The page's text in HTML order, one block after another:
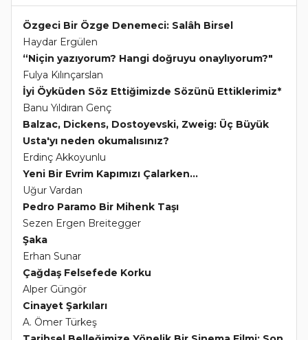
Özgeci Bir Özge Denemeci: Salâh Birsel
Haydar Ergülen
“Niçin yazıyorum? Hangi doğruyu onaylıyorum?"
Fulya Kılınçarslan
İyi Öyküden Söz Ettiğimizde Sözünü Ettiklerimiz*
Banu Yıldıran Genç
Balzac, Dickens, Dostoyevski, Zweig: Üç Büyük
Usta'yı neden okumalısınız?
Erdinç Akkoyunlu
Yeni Bir Evrim Kapımızı Çalarken...
Uğur Vardan
Pedro Paramo Bir Mihenk Taşı
Sezen Ergen Breitegger
Şaka
Erhan Sunar
Çağdaş Felsefede Korku
Alper Güngör
Cinayet Şarkıları
A. Ömer Türkeş